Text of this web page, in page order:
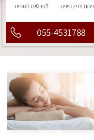
מחוז צפוןחיפה לפרטים נוספים
055-4531788